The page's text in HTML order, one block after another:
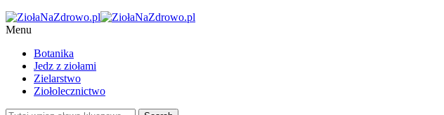
Menu
Botanika
Jedz z ziołami
Zielarstwo
Ziołolecznictwo